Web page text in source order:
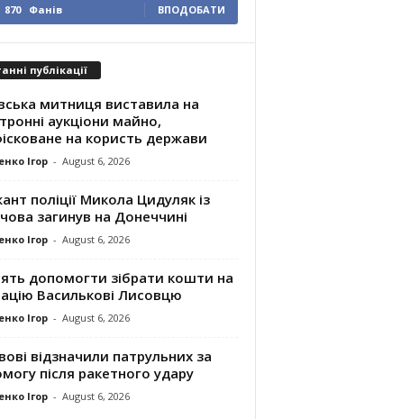
870 Фанів ВПОДОБАТИ
публікації
митниця виставила на
аукціони майно,
на користь держави
Ігор - August 6, 2026
поліції Микола Цидуляк із
загинув на Донеччині
Ігор - August 6, 2026
допомогти зібрати кошти на
Василькові Лисовцю
Ігор - August 6, 2026
відзначили патрульних за
після ракетного удару
Ігор - August 6, 2026